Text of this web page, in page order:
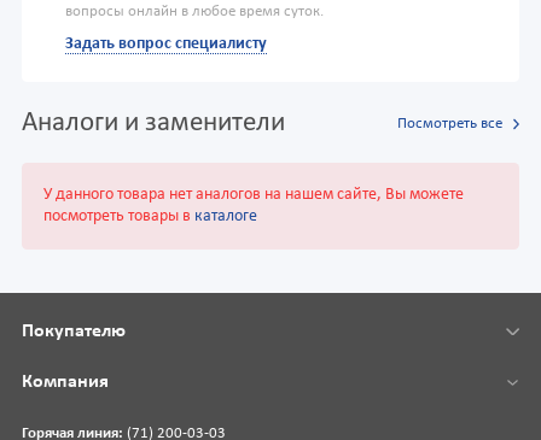
вопросы онлайн в любое время суток.
Задать вопрос специалисту
Аналоги и заменители Посмотреть все
У данного товара нет аналогов на нашем сайте, Вы можете
посмотреть товары в каталоге
Горячая линия: (71) 200-03-03
Покупателю
Компания